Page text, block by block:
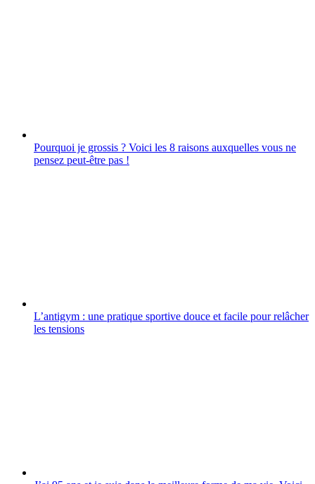
Pourquoi je grossis ? Voici les 8 raisons auxquelles vous ne
pensez peut-être pas !
L’antigym : une pratique sportive douce et facile pour relâcher
les tensions